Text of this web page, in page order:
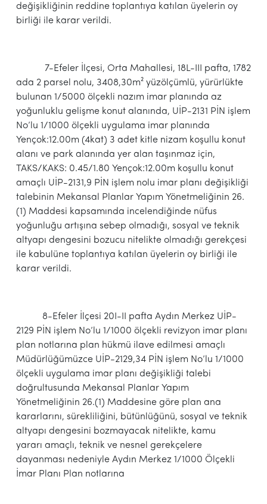
değişikliğinin reddine toplantıya katılan üyelerin oy
birliği ile karar verildi.
7-Efeler İlçesi, Orta Mahallesi, 18L-III pafta, 1782
ada 2 parsel nolu, 3408,30m² yüzölçümlü, yürürlükte
bulunan 1/5000 ölçekli nazım imar planında az
yoğunluklu gelişme konut alanında, UİP-2131 PİN işlem
No’lu 1/1000 ölçekli uygulama imar planında
Yençok:12.00m (4kat) 3 adet kitle nizam koşullu konut
alanı ve park alanında yer alan taşınmaz için,
TAKS/KAKS: 0.45/1.80 Yençok:12.00m koşullu konut
amaçlı UİP-2131,9 PİN işlem nolu imar planı değişikliği
talebinin Mekansal Planlar Yapım Yönetmeliğinin 26.
(1) Maddesi kapsamında incelendiğinde nüfus
yoğunluğu artışına sebep olmadığı, sosyal ve teknik
altyapı dengesini bozucu nitelikte olmadığı gerekçesi
ile kabulüne toplantıya katılan üyelerin oy birliği ile
karar verildi.
8-Efeler İlçesi 20I-II pafta Aydın Merkez UİP-
2129 PİN işlem No’lu 1/1000 ölçekli revizyon imar planı
plan notlarına plan hükmü ilave edilmesi amaçlı
Müdürlüğümüzce UİP-2129,34 PİN işlem No’lu 1/1000
ölçekli uygulama imar planı değişikliği talebi
doğrultusunda Mekansal Planlar Yapım
Yönetmeliğinin 26.(1) Maddesine göre plan ana
kararlarını, sürekliliğini, bütünlüğünü, sosyal ve teknik
altyapı dengesini bozmayacak nitelikte, kamu
yararı amaçlı, teknik ve nesnel gerekçelere
dayanması nedeniyle Aydın Merkez 1/1000 Ölçekli
İmar Planı Plan notlarına